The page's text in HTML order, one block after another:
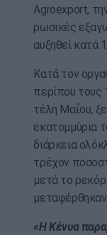
Agroexport,
ρωσικές
αυξηθεί κατά
Κατά τον
περίπου τους
τέλη Μαΐου,
εκατομμύρια
διάρκεια
τρέχον
μετά το
«Η Κένυα